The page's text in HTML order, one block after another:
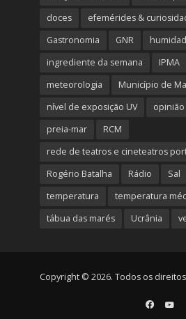
doces
efemérides &
Gastronomia
GNR
ingrediente da semana
IPMA
meteorologia
Município de
nível de exposição UV
opinião
preia-mar
RCM
rede de teatros e cineteatros
Rogério Batalha
Rádio Sal
temperatura
temperatura
tábua das marés
Ucrânia
Copyright © 2026. Todos os